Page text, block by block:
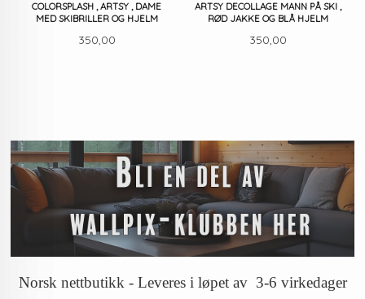
COLORSPLASH , ARTSY , DAME
MED SKIBRILLER OG HJELM
Pris
350,00
ARTSY DECOLLAGE MANN PÅ SKI ,
RØD JAKKE OG BLÅ HJELM
Pris
350,00
Norsk nettbutikk - Leveres i løpet av 3-6 virkedager